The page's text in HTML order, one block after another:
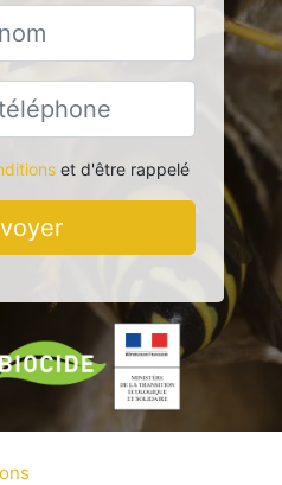
et d'être rappelé